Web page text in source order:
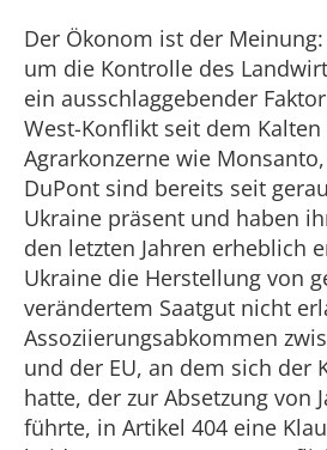
Der Ökonom ist der Meinung:
um die Kontrolle des
ein ausschlaggebender
West-Konflikt seit dem
Agrarkonzerne wie
DuPont sind bereits seit
Ukraine präsent und haben
den letzten Jahren erheblich
Ukraine die Herstellung von
verändertem Saatgut nicht
Assoziierungsabkommen
und der EU, an dem sich der
hatte, der zur Absetzung von
führte, in Artikel 404 eine